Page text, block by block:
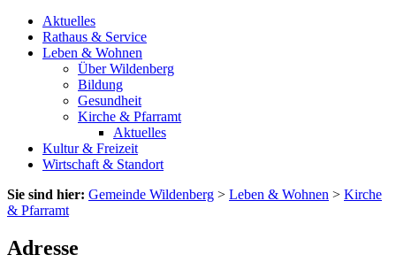
Aktuelles
Rathaus & Service
Leben & Wohnen
Über Wildenberg
Bildung
Gesundheit
Kirche & Pfarramt
Aktuelles
Kultur & Freizeit
Wirtschaft & Standort
Sie sind hier: Gemeinde Wildenberg > Leben & Wohnen > Kirche
& Pfarramt
Adresse